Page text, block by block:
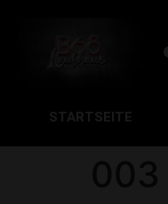
STARTSEITE